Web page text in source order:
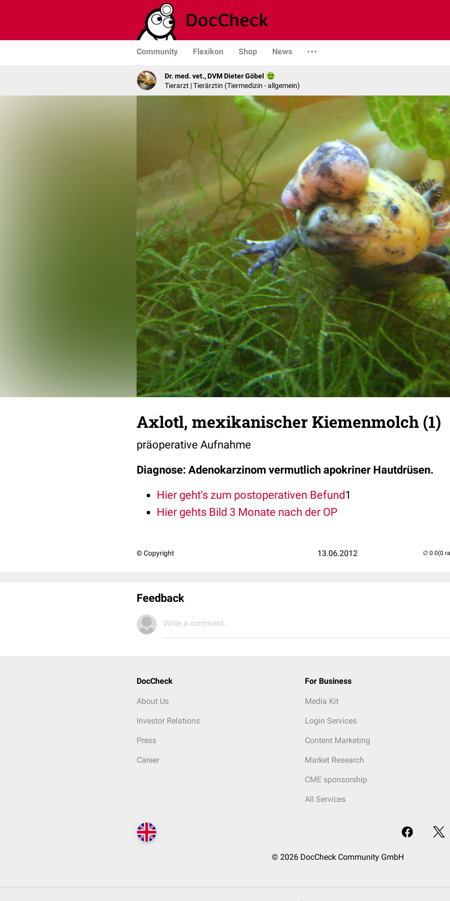
Community Flexikon Shop News
Dr. med. vet., DVM Dieter Göbel
Tierarzt | Tierärztin (Tiermedizin - allgemein)
Axlotl, mexikanischer Kiemenmolch (1)
präoperative Aufnahme
Diagnose: Adenokarzinom vermutlich apokriner Hautdrüsen.
Hier geht's zum postoperativen Befund1
Hier gehts Bild 3 Monate nach der OP
© Copyright 13.06.2012 (0
Feedback
Write a comment...
DocCheck
About Us
Investor Relations
Press
Career
For Business
Media Kit
Login Services
Content Marketing
Market Research
CME sponsorship
All Services
© 2026 DocCheck Community GmbH